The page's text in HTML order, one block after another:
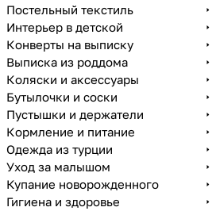
Постельный текстиль
Интерьер в детской
Конверты на выписку
Выписка из роддома
Коляски и аксессуары
Бутылочки и соски
Пустышки и держатели
Кормление и питание
Одежда из турции
Уход за малышом
Купание новорожденного
Гигиена и здоровье